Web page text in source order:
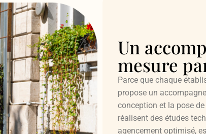
Un
mesure
Parce que chaque
propose un
conception et la pose
réalisent des études
agencement optimisé,